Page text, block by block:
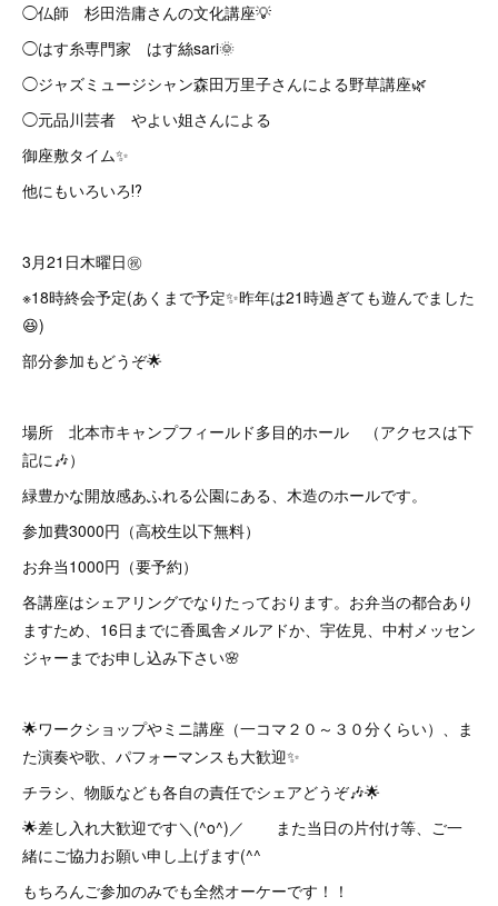
◯仏師 杉田浩庸さんの文化講座💡
◯はす糸専門家 はす絲sari🌞
◯ジャズミュージシャン森田万里子さんによる野草講座🌿
◯元品川芸者 やよい姐さんによる
御座敷タイム✨
他にもいろいろ⁉️
3月21日木曜日㊗️
※18時終会予定(あくまで予定✨昨年は21時過ぎても遊んでました
😆)
部分参加もどうぞ🌟
場所 北本市キャンプフィールド多目的ホール （アクセスは下
記に🎶）
緑豊かな開放感あふれる公園にある、木造のホールです。
参加費3000円（高校生以下無料）
お弁当1000円（要予約）
各講座はシェアリングでなりたっております。お弁当の都合あり
ますため、16日までに香風舎メルアドか、宇佐見、中村メッセン
ジャーまでお申し込み下さい🌸
🌟ワークショップやミニ講座（一コマ２０～３０分くらい）、ま
た演奏や歌、パフォーマンスも大歓迎✨
チラシ、物販なども各自の責任でシェアどうぞ🎶🌟
🌟差し入れ大歓迎です＼(^o^)／ また当日の片付け等、ご一
緒にご協力お願い申し上げます(^^ゞ
もちろんご参加のみでも全然オーケーです！！